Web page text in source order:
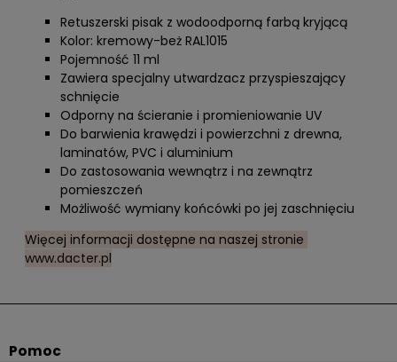
Retuszerski pisak z wodoodporną farbą kryjącą
Kolor: kremowy-beż RAL1015
Pojemność 11 ml
Zawiera specjalny utwardzacz przyspieszający
schnięcie
Odporny na ścieranie i promieniowanie UV
Do barwienia krawędzi i powierzchni z drewna,
laminatów, PVC i aluminium
Do zastosowania wewnątrz i na zewnątrz
pomieszczeń
Możliwość wymiany końcówki po jej zaschnięciu
Więcej informacji dostępne na naszej stronie
www.dacter.pl
Pomoc